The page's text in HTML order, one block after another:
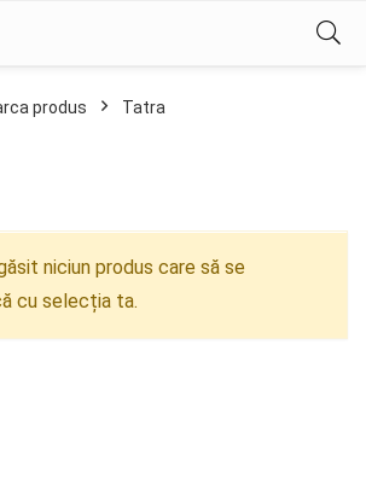
produs Tatra
niciun produs care să se
cu selecția ta.